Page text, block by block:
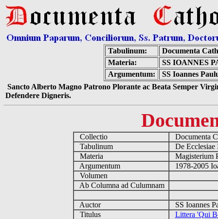
Tabulinum:
Documenta
Materia:
SS IOANNES
Argumentum:
SS Ioannes
Sancto Alberto Magno Patrono Plorante ac Beata Semper
Defendere Digneris.
Collectio
Documenta
Tabulinum
De
Materia
Magisterium
Argumentum
1978-2005
Volumen
Ab Columna ad Culumnam
Auctor
SS Ioannes
Titulus
Littera 'Qui